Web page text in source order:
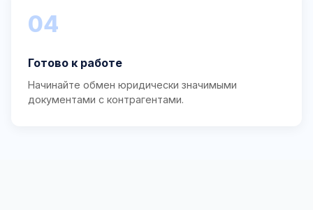
04
Готово к работе
Начинайте обмен юридически значимыми
документами с контрагентами.